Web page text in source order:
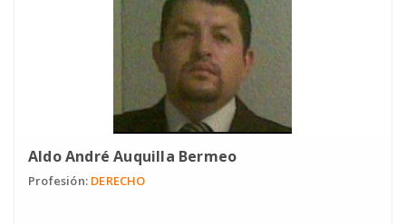
Aldo André Auquilla Bermeo
Profesión: DERECHO